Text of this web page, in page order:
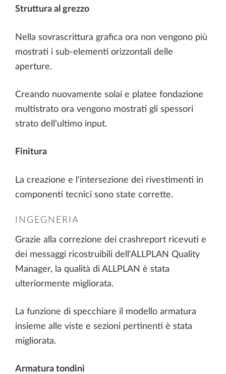
Struttura al grezzo
Nella sovrascrittura grafica ora non vengono più
mostrati i sub-elementi orizzontali delle
aperture.
Creando nuovamente solai e platee fondazione
multistrato ora vengono mostrati gli spessori
strato dell'ultimo input.
Finitura
La creazione e l'intersezione dei rivestimenti in
componenti tecnici sono state corrette.
INGEGNERIA
Grazie alla correzione dei crashreport ricevuti e
dei messaggi ricostruibili dell'ALLPLAN Quality
Manager, la qualità di ALLPLAN è stata
ulteriormente migliorata.
La funzione di specchiare il modello armatura
insieme alle viste e sezioni pertinenti è stata
migliorata.
Armatura tondini